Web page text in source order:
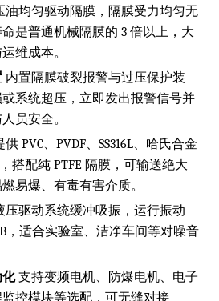
油均匀驱动隔膜，隔膜受力均匀无
是普通机械隔膜的 3 倍以上，大
维成本。
内置隔膜破裂报警与过压保护装
系统超压，立即发出报警信号并
员安全。
供 PVC、PVDF、SS316L、哈氏合金
搭配纯 PTFE 隔膜，可输送绝大
易爆、有毒有害介质。
压驱动系统缓冲吸振，运行振动
，适合实验室、洁净车间等对噪音
化支持变频电机、防爆电机、电子
控模块等选配，可无缝对接